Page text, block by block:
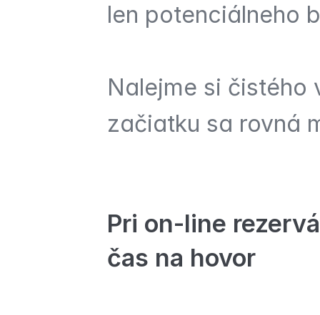
len potenciálneho
Nalejme si čistého
začiatku sa rovná
Pri on-line
čas na hovor